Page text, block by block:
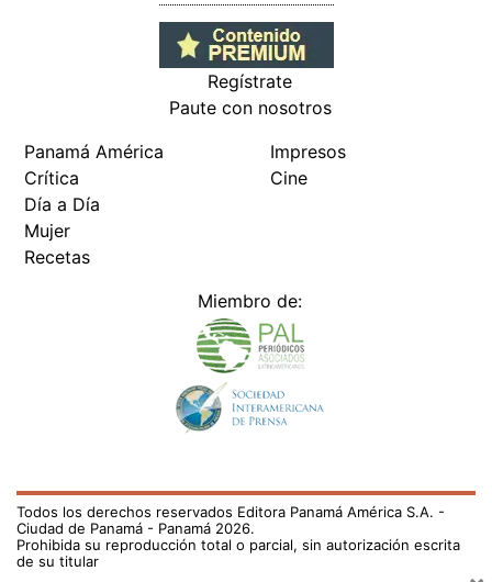
Regístrate
Paute con nosotros
Panamá América
Crítica
Día a Día
Mujer
Recetas
Impresos
Cine
Miembro de:
Todos los derechos reservados Editora Panamá América S.A. -
Ciudad de Panamá - Panamá 2026.
Prohibida su reproducción total o parcial, sin autorización escrita
de su titular